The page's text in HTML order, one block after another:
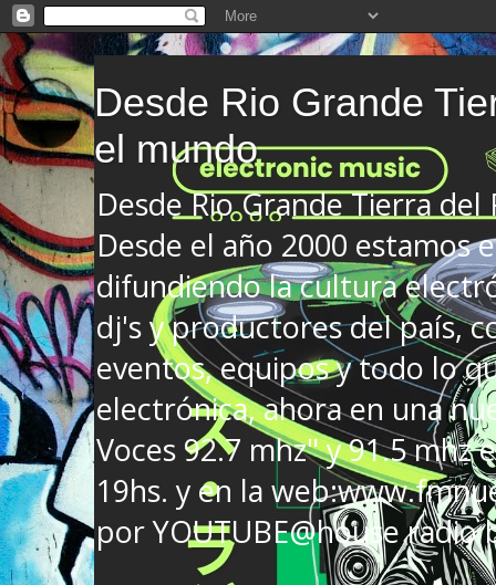
Desde Rio Grande
el mundo
Desde Rio Grande Tierra
Desde el año 2000 estamos
difundiendo la cultura
dj's y productores del país,
eventos, equipos y todo lo
electrónica, ahora en una
Voces 92.7 mhz" y 91.5 mhz
19hs. y en la
por YOUTUBE@house radio